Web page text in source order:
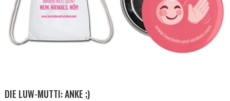
DIE LUW-MUTTI: ANKE ;)